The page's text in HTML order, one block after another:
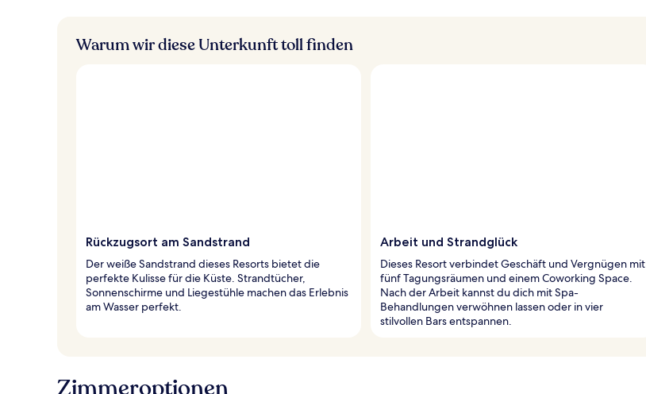
Warum wir diese Unterkunft toll finden
Rückzugsort am Sandstrand
Der weiße Sandstrand dieses Resorts bietet die
perfekte Kulisse für die Küste. Strandtücher,
Sonnenschirme und Liegestühle machen das Erlebnis
am Wasser perfekt.
Arbeit und Strandglück
Dieses Resort verbindet Geschäft und Vergnügen mit
fünf Tagungsräumen und einem Coworking Space.
Nach der Arbeit kannst du dich mit Spa-
Behandlungen verwöhnen lassen oder in vier
stilvollen Bars entspannen.